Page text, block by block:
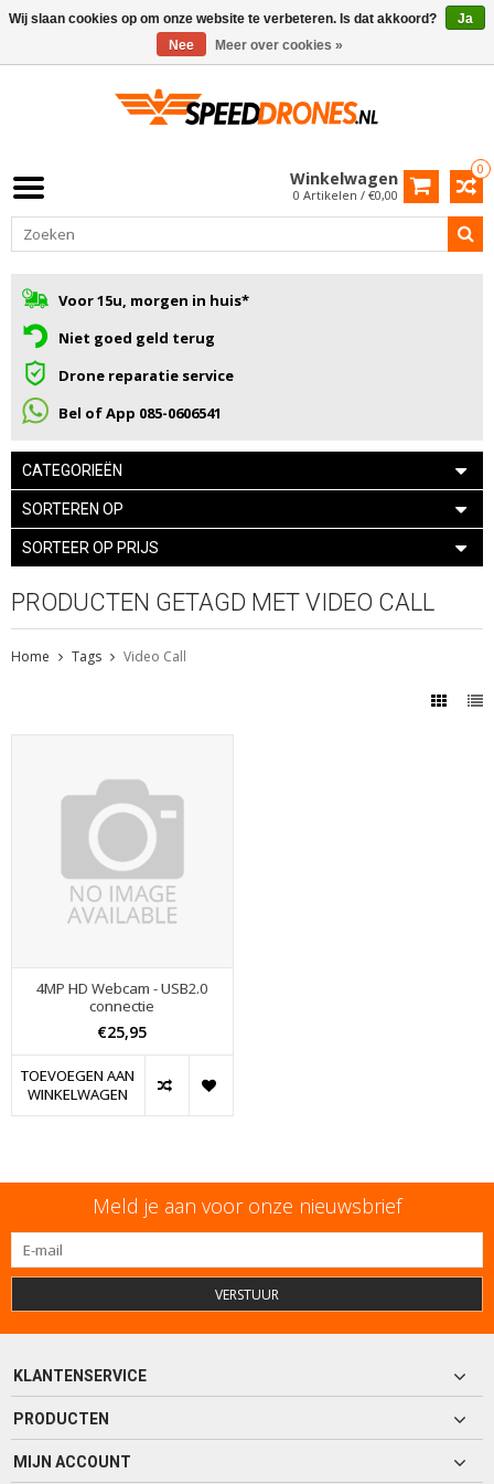
0
Winkelwagen
0 Artikelen / €0,00
Voor 15u, morgen in huis*
Niet goed geld terug
Drone reparatie service
Bel of App 085-0606541
CATEGORIEËN
SORTEREN OP
SORTEER OP PRIJS
PRODUCTEN GETAGD MET VIDEO CALL
Home Tags Video Call
4MP HD Webcam - USB2.0
connectie
€25,95
TOEVOEGEN AAN
WINKELWAGEN
Meld je aan voor onze nieuwsbrief
VERSTUUR
KLANTENSERVICE
PRODUCTEN
MIJN ACCOUNT
Wij slaan cookies op om onze website te verbeteren. Is dat akkoord?
Ja
Nee
Meer over cookies »